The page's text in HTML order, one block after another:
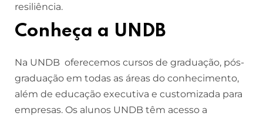
resiliência.
Conheça a UNDB
Na UNDB oferecemos cursos de graduação, pós-
graduação em todas as áreas do conhecimento,
além de educação executiva e customizada para
empresas. Os alunos UNDB têm acesso a